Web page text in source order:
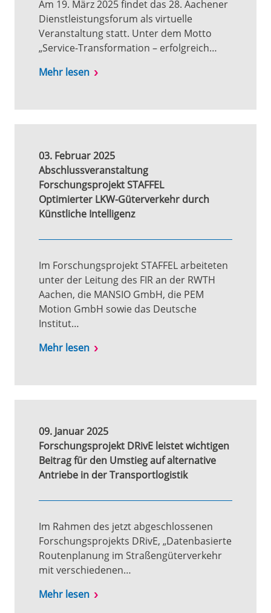
Am 19. März 2025 findet das 28. Aachener
Dienstleistungsforum als virtuelle
Veranstaltung statt. Unter dem Motto
„Service-Transformation – erfolgreich…
Mehr lesen
03. Februar 2025
Abschlussveranstaltung
Forschungsprojekt STAFFEL
Optimierter LKW-Güterverkehr durch
Künstliche Intelligenz
Im Forschungsprojekt STAFFEL arbeiteten
unter der Leitung des FIR an der RWTH
Aachen, die MANSIO GmbH, die PEM
Motion GmbH sowie das Deutsche
Institut…
Mehr lesen
09. Januar 2025
Forschungsprojekt DRivE leistet wichtigen
Beitrag für den Umstieg auf alternative
Antriebe in der Transportlogistik
Im Rahmen des jetzt abgeschlossenen
Forschungsprojekts DRivE, „Datenbasierte
Routenplanung im Straßengüterverkehr
mit verschiedenen…
Mehr lesen